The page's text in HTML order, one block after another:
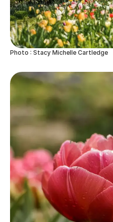
Photo : Stacy Michelle Cartledge